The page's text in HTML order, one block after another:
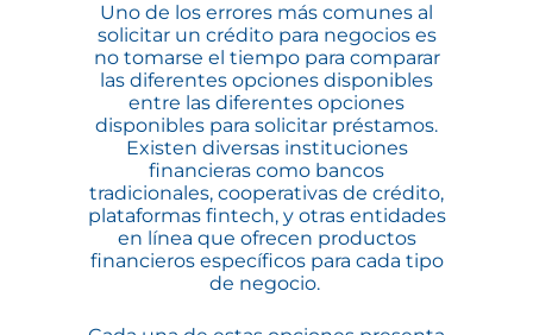
Uno de los errores más comunes al
solicitar un crédito para negocios es
no tomarse el tiempo para comparar
las diferentes opciones disponibles
entre las diferentes opciones
disponibles para solicitar préstamos.
Existen diversas instituciones
financieras como bancos
tradicionales, cooperativas de crédito,
plataformas fintech, y otras entidades
en línea que ofrecen productos
financieros específicos para cada tipo
de negocio.